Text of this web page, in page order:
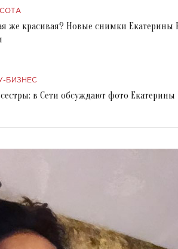
же красивая? Новые снимки
БИЗНЕС
в Сети обсуждают фото